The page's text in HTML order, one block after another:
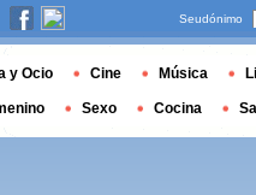
Seudónimo
y Ocio Cine Música
Sexo Cocina